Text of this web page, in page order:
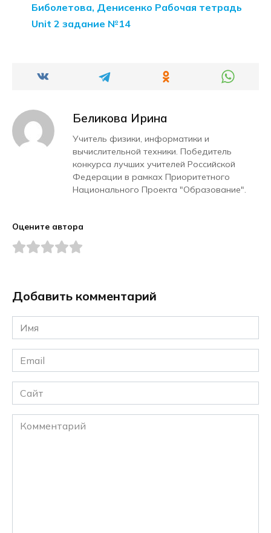
Биболетова, Денисенко Рабочая тетрадь
Unit 2 задание №14
Беликова Ирина
Учитель физики, информатики и
вычислительной техники. Победитель
конкурса лучших учителей Российской
Федерации в рамках Приоритетного
Национального Проекта "Образование".
Оцените автора
Добавить комментарий
Имя
*
Email
*
Сайт
Комментарий